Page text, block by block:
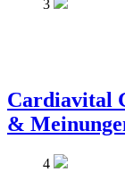
3
Cardiavital
&
4